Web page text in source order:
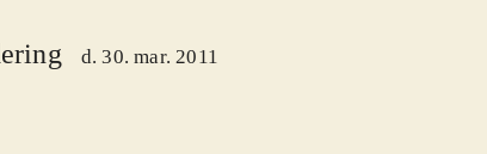
d. 30. mar. 2011